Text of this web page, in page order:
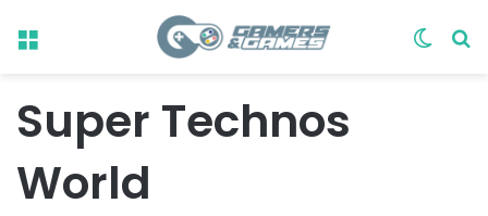
Menu
Super Technos
World